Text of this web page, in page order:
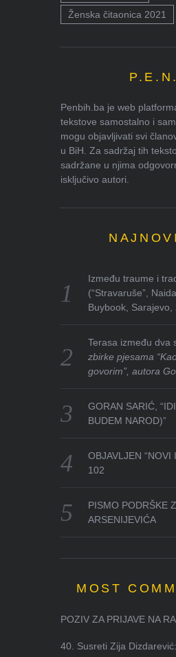
Ženska čitaonica 2021
P.E.N.
Penbih.ba je web
tekstove samostalno i
mogu objavljivati svi
u BiH. Za sadržaj tih
sadržane u njima
isključivo autori.
Između traume i
(“Stravaruše”,
Buybook, Sarajevo,
Terasa između dva
zbirke pjesama
govorim”, autora
GORAN SARIĆ,
BUDEM NAROD)”
OBJAVLJEN “NOVI
102
PISMO PODRŠKE
ARSENIJEVIĆA
MOST
POZIV ZA PRIJAVE NA
40. Susreti Zija Dizdarević: